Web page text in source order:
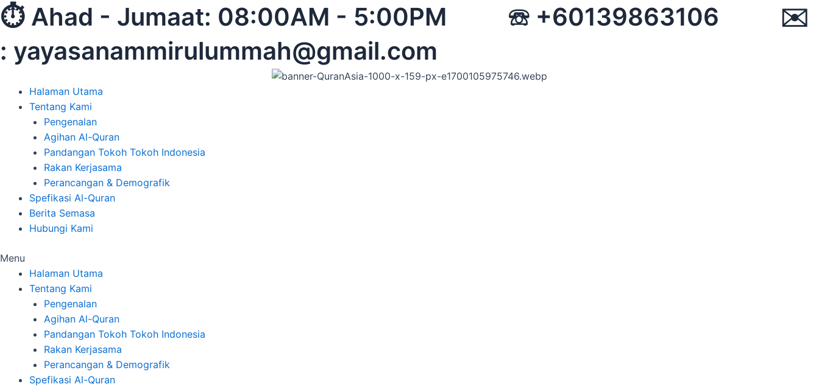
Skip
to
⏱︎ Ahad - Jumaat: 08:00AM - 5:00PM ☏ +60139863106 ✉︎
: yayasanammirulummah@gmail.com
Halaman Utama
Tentang Kami
Pengenalan
Agihan Al-Quran
Pandangan Tokoh Tokoh Indonesia
Rakan Kerjasama
Perancangan & Demografik
Spefikasi Al-Quran
Berita Semasa
Hubungi Kami
Menu
Halaman Utama
Tentang Kami
Pengenalan
Agihan Al-Quran
Pandangan Tokoh Tokoh Indonesia
Rakan Kerjasama
Perancangan & Demografik
Spefikasi Al-Quran